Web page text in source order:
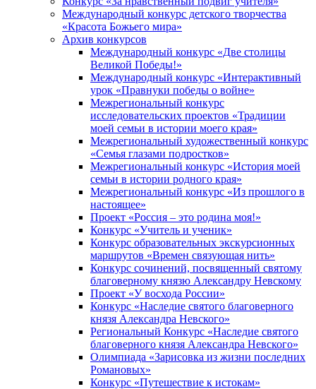
Международный конкурс детского творчества
«Красота Божьего мира»
Архив конкурсов
Международный конкурс «Две столицы
Великой Победы!»
Международный конкурс «Интерактивный
урок «Правнуки победы о войне»
Межрегиональный конкурс
исследовательских проектов «Традиции
моей семьи в истории моего края»
Межрегиональный художественный конкурс
«Семья глазами подростков»
Межрегиональный конкурс «История моей
семьи в истории родного края»
Межрегиональный конкурс «Из прошлого в
настоящее»
Проект «Россия – это родина моя!»
Конкурс «Учитель и ученик»
Конкурс образовательных экскурсионных
маршрутов «Времен связующая нить»
Конкурс сочинений, посвященный святому
благоверному князю Александру Невскому
Проект «У восхода России»
Конкурс «Наследие святого благоверного
князя Александра Невского»
Региональный Конкурс «Наследие святого
благоверного князя Александра Невского»
Олимпиада «Зарисовка из жизни последних
Романовых»
Конкурс «Путешествие к истокам»